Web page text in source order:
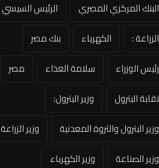
البنك المركزي المصري
الرئيس السيسي
الزراعة :
الكهرباء
بنك مصر
رئيس الوزراء
سلامة الغذاء
مصر
نقابة البترول
وزير البترول:
وزير البترول والثروة المعدنية
وزير الزراعة
وزير الصناعة
وزير الكهرباء